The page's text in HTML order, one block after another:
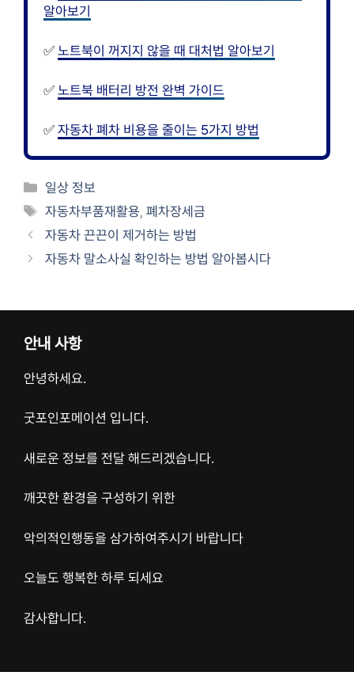
알아보기
✅ 노트북이 꺼지지 않을 때 대처법 알아보기
✅ 노트북 배터리 방전 완벽 가이드
✅ 자동차 폐차 비용을 줄이는 5가지 방법
카
테
리
일상 정보
태
그
자동차부품재활용 ,폐차장세금
자동차 끈끈이 제거하는 방법
자동차 말소사실 확인하는 방법 알아봅시다
안내 사항
안녕하세요.
굿포인포메이션 입니다.
새로운 정보를 전달 해드리겠습니다.
깨끗한 환경을 구성하기 위한
악의적인행동을 삼가하여주시기 바랍니다
오늘도 행복한 하루 되세요
감사합니다.